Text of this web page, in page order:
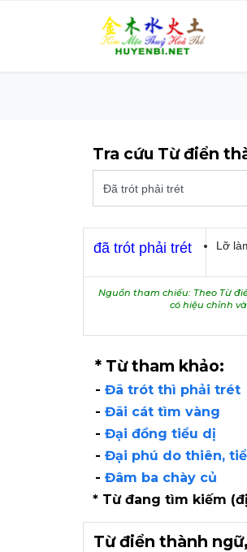
Tra cứu Từ điển
đã trót phải trét Lỡ
Nguồn tham chiếu: Theo Từ
có hiệu chỉnh
* Từ tham khảo:
- Đã trót thì phải trét
- Đãi cát tìm vàng
- Đại đồng tiểu dị
- Đại phú do thiên,
- Đâm ba chày củ
* Từ đang tìm kiếm
Từ điển thành